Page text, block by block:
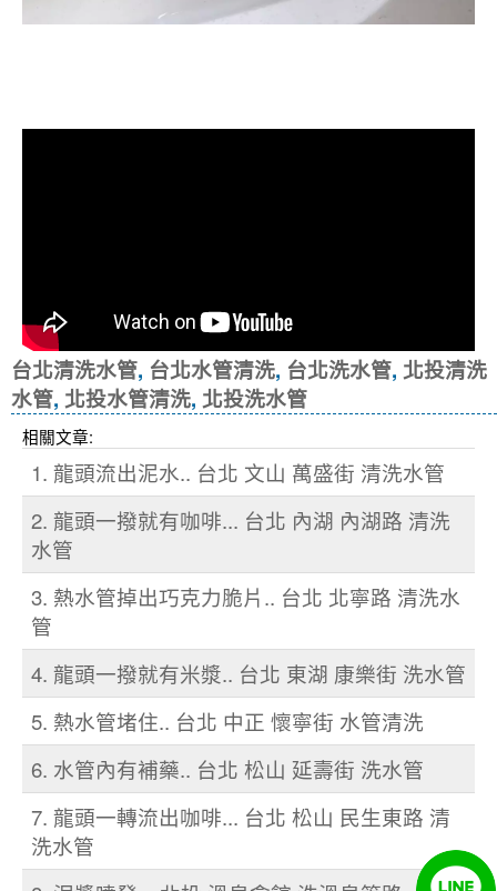
台北清洗水管, 台北水管清洗, 台北洗水管, 北投清洗
水管, 北投水管清洗, 北投洗水管
相關文章:
1. 龍頭流出泥水.. 台北 文山 萬盛街 清洗水管
2. 龍頭一撥就有咖啡... 台北 內湖 內湖路 清洗
水管
3. 熱水管掉出巧克力脆片.. 台北 北寧路 清洗水
管
4. 龍頭一撥就有米漿.. 台北 東湖 康樂街 洗水管
5. 熱水管堵住.. 台北 中正 懷寧街 水管清洗
6. 水管內有補藥.. 台北 松山 延壽街 洗水管
7. 龍頭一轉流出咖啡... 台北 松山 民生東路 清
洗水管